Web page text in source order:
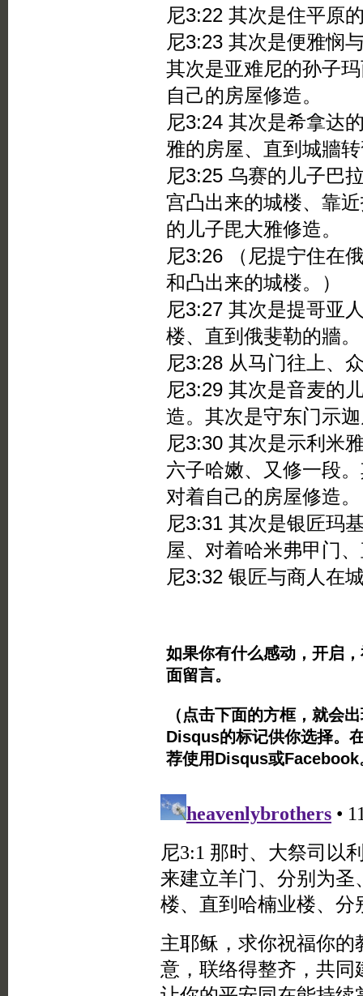
尼3:22 其次是住平原
尼3:23 其次是便雅悯
其次是亚难尼的孙子
自己的房屋修造。
尼3:24 其次是希拿达
雅的房屋、直到城牆
尼3:25 乌赛的儿子巴
宫凸出来的城楼、靠
的儿子毘大雅修造。
尼3:26 （尼提宁住在
和凸出来的城楼。）
尼3:27 其次是提哥亚
楼、直到俄斐勒的牆。
尼3:28 从马门往上、
尼3:29 其次是音麦的
造。其次是守东门示
尼3:30 其次是示利米
六子哈嫩、又修一段
对着自己的房屋修造。
尼3:31 其次是银匠玛
屋、对着哈米弗甲门
尼3:32 银匠与商人在
如果你有什么感动，开启
面留言。
（点击下面的方框，就会
Disqus的标记供你选择。
荐使用Disqus或